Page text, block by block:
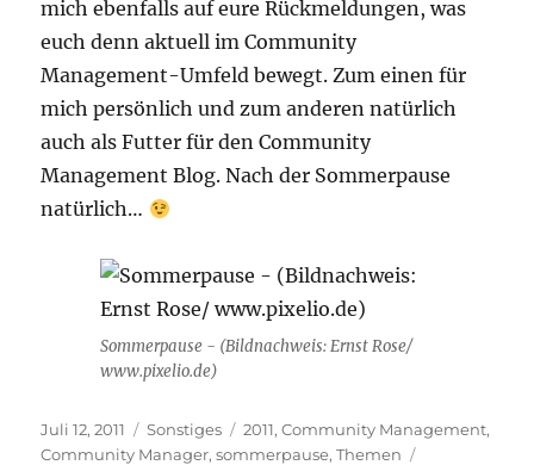
mich ebenfalls auf eure Rückmeldungen, was
euch denn aktuell im Community
Management-Umfeld bewegt. Zum einen für
mich persönlich und zum anderen natürlich
auch als Futter für den Community
Management Blog. Nach der Sommerpause
natürlich…
Sommerpause - (Bildnachweis: Ernst Rose/
www.pixelio.de)
Veröffentlicht
am
Juli 12, 2011 Kategorien
Sonstiges Schlagwörter
2011,Community Management,
Community Manager,sommerpause,Themen